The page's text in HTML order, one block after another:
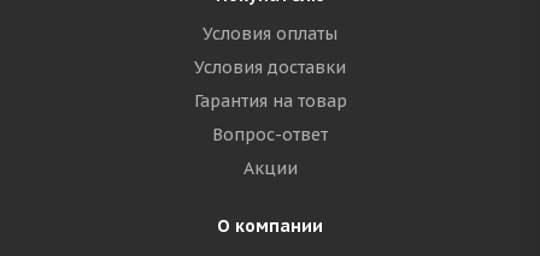
Условия оплаты
Условия доставки
Гарантия на товар
Вопрос-ответ
Акции
О компании